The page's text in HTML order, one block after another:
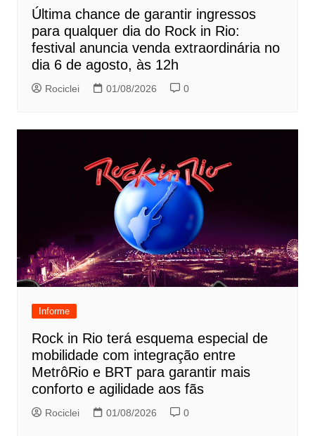
Última chance de garantir ingressos
para qualquer dia do Rock in Rio:
festival anuncia venda extraordinária no
dia 6 de agosto, às 12h
Rociclei 01/08/2026 0
Informe
Rock in Rio terá esquema especial de
mobilidade com integração entre
MetrôRio e BRT para garantir mais
conforto e agilidade aos fãs
Rociclei 01/08/2026 0